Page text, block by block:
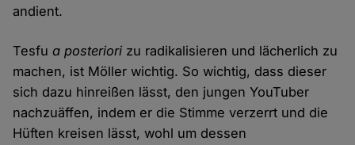
andient.
Tesfua posteriori zu radikalisieren und lächerlich zu
machen, ist Möller wichtig. So wichtig, dass dieser
sich dazu hinreißen lässt, den jungen YouTuber
nachzuäffen, indem er die Stimme verzerrt und die
Hüften kreisen lässt, wohl um dessen